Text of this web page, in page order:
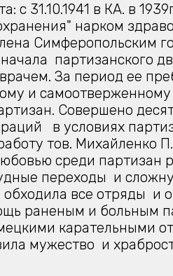
с 31.10.1941 в КА. в
нарком
Симферопольским
партизанского
За период ее
и самоотверженному
Совершено
в условиях
тов. Михайленко
среди партизан
переходы и
все отряды и
раненым и больным
карательными
мужество и